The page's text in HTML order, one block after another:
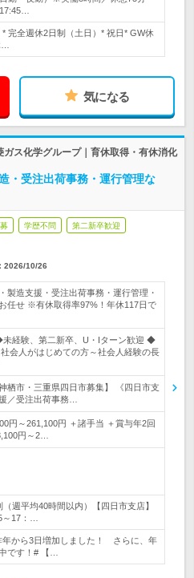
完全週休2日制（土日）* 祝日* GW休
気になる
ス化学グループ｜育休取得・有休消化
・受注出荷事務・運行管理な
学歴不問 第二新卒歓迎
2026/10/26
製造支援・受注出荷事務・運行管理・
任せ ※有休取得率97%！年休117日で
未経験、第二新卒、U・Iターン歓迎 ◆
会人がはじめての方～社会人経験の長
栖市・三重県四日市募集】 《四日市支
／受注出荷事務…
円～261,100円 ＋諸手当 ＋賞与年2回
円～2…
週平均40時間以内）【四日市支店】
17：…
から3日増加しました！ さらに、年
です！# 【…